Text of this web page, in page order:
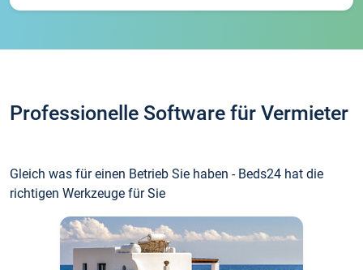
Professionelle Software für Vermieter
Gleich was für einen Betrieb Sie haben - Beds24 hat die
richtigen Werkzeuge für Sie